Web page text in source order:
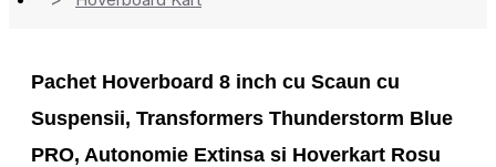
Pachet Hoverboard 8 inch cu Scaun cu
Suspensii, Transformers Thunderstorm Blue
PRO, Autonomie Extinsa si Hoverkart Rosu